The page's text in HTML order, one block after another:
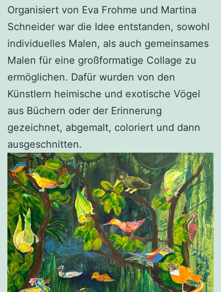
Organisiert von Eva Frohme und Martina
Schneider war die Idee entstanden, sowohl
individuelles Malen, als auch gemeinsames
Malen für eine großformatige Collage zu
ermöglichen. Dafür wurden von den
Künstlern heimische und exotische Vögel
aus Büchern oder der Erinnerung
gezeichnet, abgemalt, coloriert und dann
ausgeschnitten.